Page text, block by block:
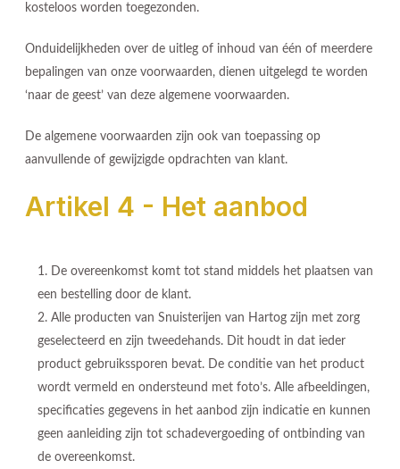
kosteloos worden toegezonden.
Onduidelijkheden over de uitleg of inhoud van één of meerdere
bepalingen van onze voorwaarden, dienen uitgelegd te worden
‘naar de geest’ van deze algemene voorwaarden.
De algemene voorwaarden zijn ook van toepassing op
aanvullende of gewijzigde opdrachten van klant.
Artikel 4 - Het aanbod
De overeenkomst komt tot stand middels het plaatsen van
een bestelling door de klant.
Alle producten van Snuisterijen van Hartog zijn met zorg
geselecteerd en zijn tweedehands. Dit houdt in dat ieder
product gebruikssporen bevat. De conditie van het product
wordt vermeld en ondersteund met foto’s. Alle afbeeldingen,
specificaties gegevens in het aanbod zijn indicatie en kunnen
geen aanleiding zijn tot schadevergoeding of ontbinding van
de overeenkomst.